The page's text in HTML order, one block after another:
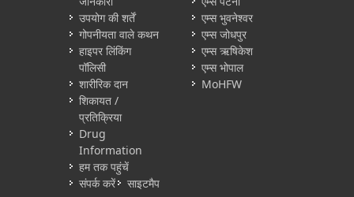
उपयोग की शर्तें
गोपनीयता वाले कथन
हाइपर लिंकिंग
पॉलिसी
शारीरिक दान
शिकायत /
प्रतिक्रिया
Drug
Information
हम तक पहुंचें
संपर्क करें
साइटमैप
एम्स भुवनेश्वर
एम्स जोधपुर
एम्स ऋषिकेश
एम्स भोपाल
MoHFW